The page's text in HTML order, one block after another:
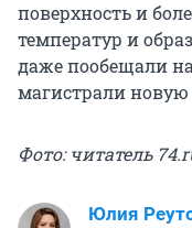
поверхность и
температур и
даже пообещали
магистрали
Фото: читатель
Юлия